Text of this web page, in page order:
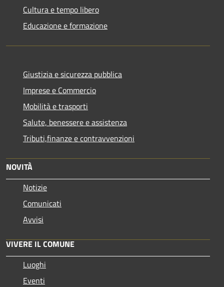
Cultura e tempo libero
Educazione e formazione
Giustizia e sicurezza pubblica
Imprese e Commercio
Mobilità e trasporti
Salute, benessere e assistenza
Tributi,finanze e contravvenzioni
NOVITÀ
Notizie
Comunicati
Avvisi
VIVERE IL COMUNE
Luoghi
Eventi